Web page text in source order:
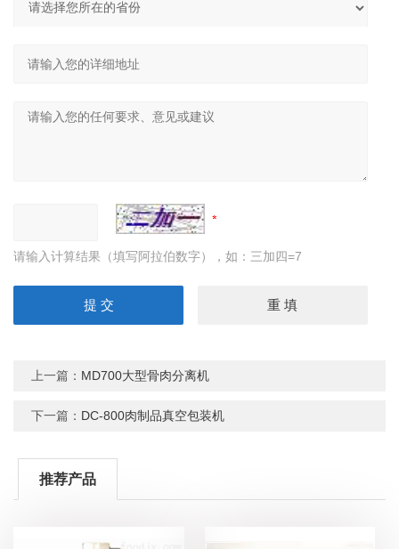
请输入计算结果（填写阿拉伯数字），如：三加四=7
上一篇： MD700大型骨肉分离机
下一篇： DC-800肉制品真空包装机
推荐产品